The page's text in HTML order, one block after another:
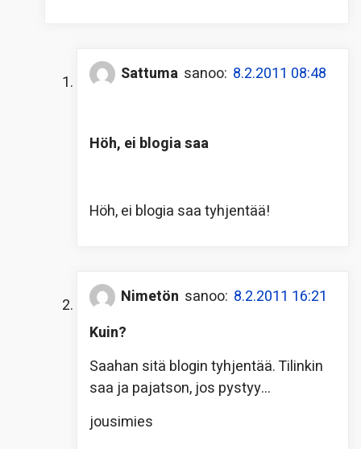
Sattuma sanoo: 8.2.2011 08:48
Höh, ei blogia saa
Höh, ei blogia saa tyhjentää!
Nimetön sanoo: 8.2.2011 16:21
Kuin?
Saahan sitä blogin tyhjentää. Tilinkin
saa ja pajatson, jos pystyy…
jousimies